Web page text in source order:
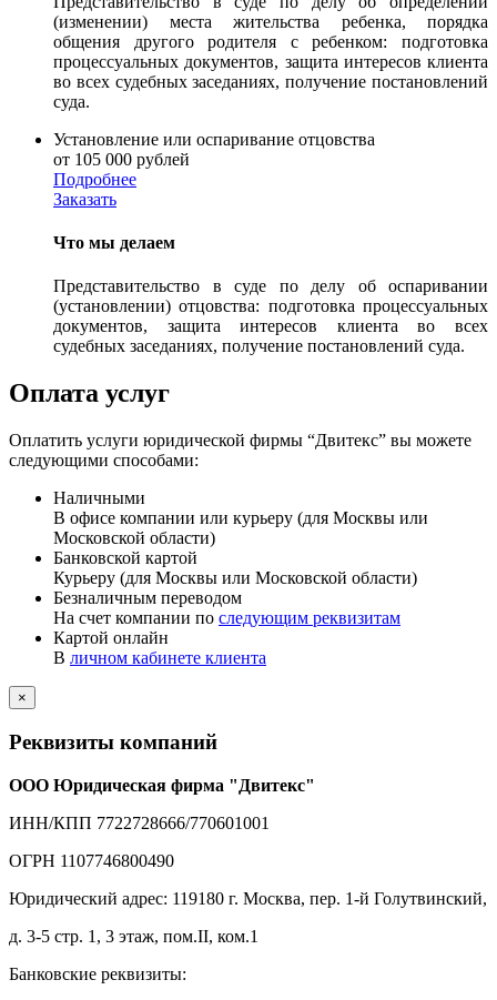
(изменении) места жительства ребенка, порядка
общения другого родителя с ребенком: подготовка
процессуальных документов, защита интересов клиента
во всех судебных заседаниях, получение постановлений
суда.
Установление или оспаривание отцовства
от 105 000 рублей
Подробнее
Заказать
Что мы делаем
Представительство в суде по делу об оспаривании
(установлении) отцовства: подготовка процессуальных
документов, защита интересов клиента во всех
судебных заседаниях, получение постановлений суда.
Оплата услуг
Оплатить услуги юридической фирмы “Двитекс” вы можете
следующими способами:
Наличными
В офисе компании или курьеру (для Москвы или
Московской области)
Банковской картой
Курьеру (для Москвы или Московской области)
Безналичным переводом
На счет компании по следующим реквизитам
Картой онлайн
В личном кабинете клиента
×
Реквизиты компаний
ООО Юридическая фирма "Двитекс"
ИНН/КПП 7722728666/770601001
ОГРН 1107746800490
Юридический адрес: 119180 г. Москва, пер. 1-й Голутвинский,
д. 3-5 стр. 1, 3 этаж, пом.II, ком.1
Банковские реквизиты: